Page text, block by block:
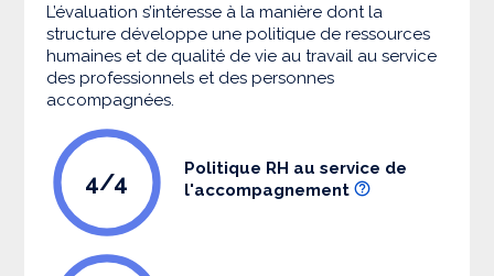
L’évaluation s’intéresse à la manière dont la
structure développe une politique de ressources
humaines et de qualité de vie au travail au service
des professionnels et des personnes
accompagnées.
4/4
Politique RH au service de
l'accompagnement